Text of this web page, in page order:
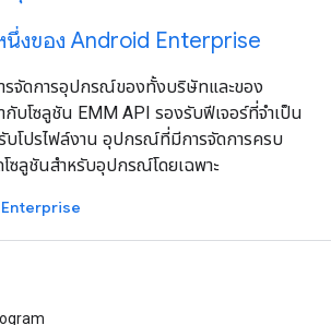
นึ่งของ Android Enterprise
รจัดการอุปกรณ์ของทั้งบริษัทและของ
บโซลูชัน EMM API รองรับฟีเจอร์ที่จำเป็น
บโปรไฟล์งาน อุปกรณ์ที่มีการจัดการครบ
โซลูชันสำหรับอุปกรณ์โดยเฉพาะ